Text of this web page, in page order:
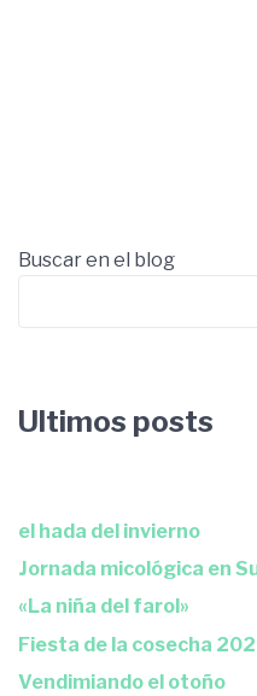
Buscar en el blog
Ultimos posts
el hada del invierno
Jornada micológica en
«La niña del farol»
Fiesta de la cosecha
Vendimiando el otoño